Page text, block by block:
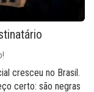
cresceu no Brasil.
certo: são negras